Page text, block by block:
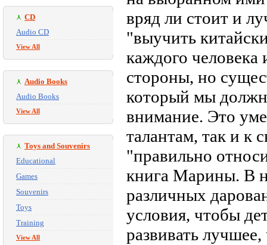
CD
Audio CD
View All
Audio Books
Audio Books
View All
Toys and Souvenirs
Educational
Games
Souvenirs
Toys
Training
View All
вряд ли стоит и
"выучить
каждого
стороны, но
который мы
внимание. Это
талантам, так и к
"правильно
книга Марины. В
различных
условия, чтобы
развивать